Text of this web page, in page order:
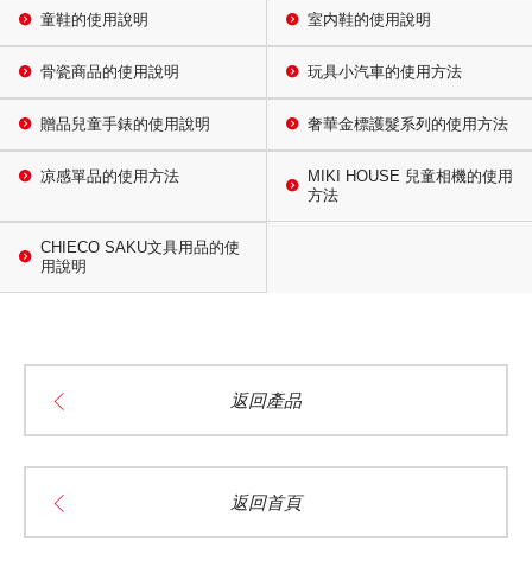
童鞋的使用說明 室内鞋的使用說明
骨瓷商品的使用說明 玩具小汽車的使用方法
贈品兒童手錶的使用說明 奢華金標護髮系列的使用方法
凉感單品的使用方法
MIKI HOUSE 兒童相機的使用
方法
CHIECO SAKU文具用品的使
用說明
返回產品
返回首頁